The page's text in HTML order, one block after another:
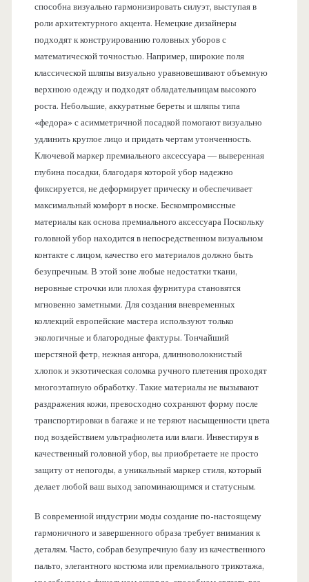
способна визуально гармонизировать силуэт, выступая в
роли архитектурного акцента. Немецкие дизайнеры
подходят к конструированию головных уборов с
математической точностью. Например, широкие поля
классической шляпы визуально уравновешивают объемную
верхнюю одежду и подходят обладательницам высокого
роста. Небольшие, аккуратные береты и шляпы типа
«федора» с асимметричной посадкой помогают визуально
удлинить круглое лицо и придать чертам утонченность.
Ключевой маркер премиального аксессуара — выверенная
глубина посадки, благодаря которой убор надежно
фиксируется, не деформирует прическу и обеспечивает
максимальный комфорт в носке. Бескомпромиссные
материалы как основа премиального аксессуара Поскольку
головной убор находится в непосредственном визуальном
контакте с лицом, качество его материалов должно быть
безупречным. В этой зоне любые недостатки ткани,
неровные строчки или плохая фурнитура становятся
мгновенно заметными. Для создания вневременных
коллекций европейские мастера используют только
экологичные и благородные фактуры. Тончайший
шерстяной фетр, нежная ангора, длинноволокнистый
хлопок и экзотическая соломка ручного плетения проходят
многоэтапную обработку. Такие материалы не вызывают
раздражения кожи, превосходно сохраняют форму после
транспортировки в багаже и не теряют насыщенности цвета
под воздействием ультрафиолета или влаги. Инвестируя в
качественный головной убор, вы приобретаете не просто
защиту от непогоды, а уникальный маркер стиля, который
делает любой ваш выход запоминающимся и статусным.
В современной индустрии моды создание по-настоящему
гармоничного и завершенного образа требует внимания к
деталям. Часто, собрав безупречную базу из качественного
пальто, элегантного костюма или премиального трикотажа,